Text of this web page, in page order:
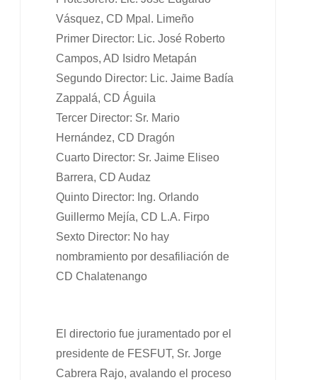
Vásquez, CD Mpal. Limeño
Primer Director: Lic. José Roberto
Campos, AD Isidro Metapán
Segundo Director: Lic. Jaime Badía
Zappalá, CD Águila
Tercer Director: Sr. Mario
Hernández, CD Dragón
Cuarto Director: Sr. Jaime Eliseo
Barrera, CD Audaz
Quinto Director: Ing. Orlando
Guillermo Mejía, CD L.A. Firpo
Sexto Director: No hay
nombramiento por desafiliación de
CD Chalatenango
El directorio fue juramentado por el
presidente de FESFUT, Sr. Jorge
Cabrera Rajo, avalando el proceso